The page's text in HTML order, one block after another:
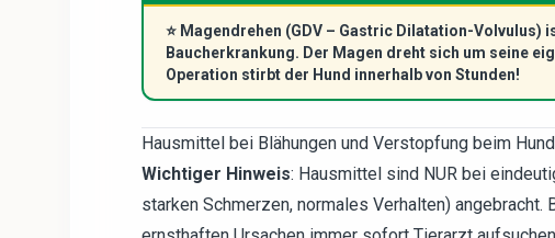
⭐ Magendrehen (GDV – Gastric Dilatation-Volvulus)
Baucherkrankung. Der Magen dreht sich um seine
Operation stirbt der Hund innerhalb von Stunden!
Hausmittel bei Blähungen und Verstopfung beim
Wichtiger Hinweis: Hausmittel sind NUR bei
starken Schmerzen, normales Verhalten)